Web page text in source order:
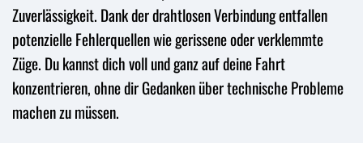
Zuverlässigkeit. Dank der drahtlosen Verbindung entfallen
potenzielle Fehlerquellen wie gerissene oder verklemmte
Züge. Du kannst dich voll und ganz auf deine Fahrt
konzentrieren, ohne dir Gedanken über technische Probleme
machen zu müssen.